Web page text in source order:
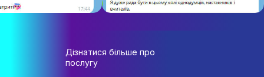
Дізнатися більше про
послугу